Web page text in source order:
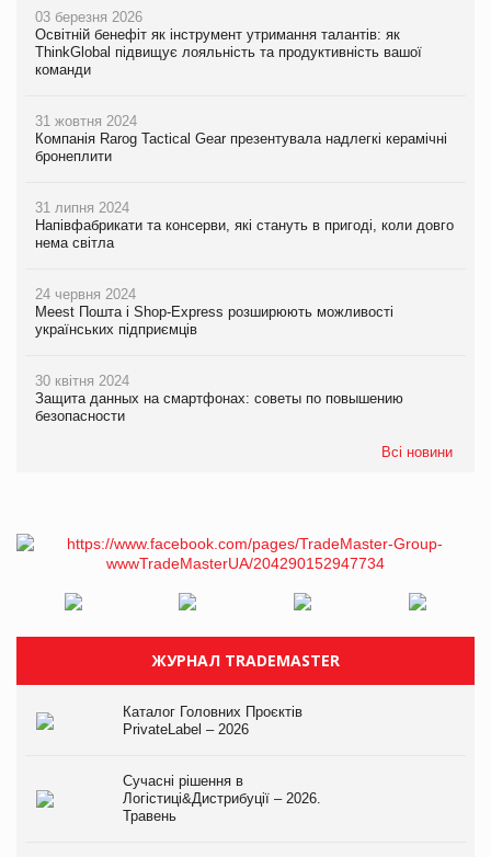
03 березня 2026
Освітній бенефіт як інструмент утримання талантів: як
ThinkGlobal підвищує лояльність та продуктивність вашої
команди
31 жовтня 2024
Компанія Rarog Tactical Gear презентувала надлегкі керамічні
бронеплити
31 липня 2024
Напівфабрикати та консерви, які стануть в пригоді, коли довго
нема світла
24 червня 2024
Meest Пошта і Shop-Express розширюють можливості
українських підприємців
30 квітня 2024
Защита данных на смартфонах: советы по повышению
безопасности
Всі новини
ЖУРНАЛ TRADEMASTER
Каталог Головних Проєктів
PrivateLabel – 2026
Сучасні рішення в
Логістиці&Дистрибуції – 2026.
Травень